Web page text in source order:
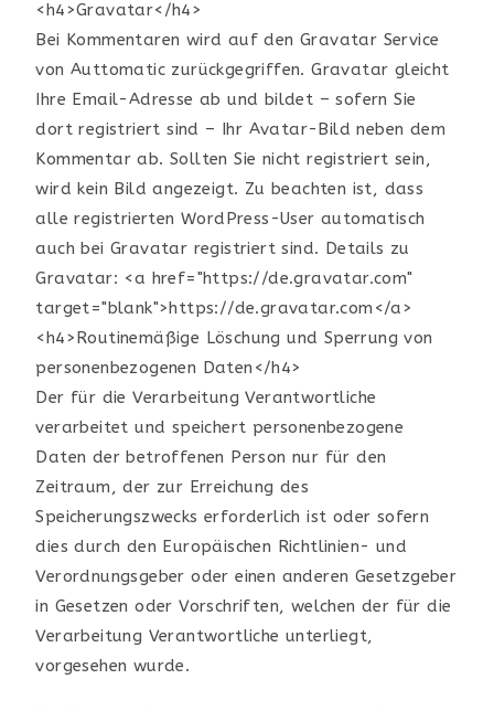
<h4>Gravatar</h4>
Bei Kommentaren wird auf den Gravatar Service
von Auttomatic zurückgegriffen. Gravatar gleicht
Ihre Email-Adresse ab und bildet – sofern Sie
dort registriert sind – Ihr Avatar-Bild neben dem
Kommentar ab. Sollten Sie nicht registriert sein,
wird kein Bild angezeigt. Zu beachten ist, dass
alle registrierten WordPress-User automatisch
auch bei Gravatar registriert sind. Details zu
Gravatar: <a href="https://de.gravatar.com"
target="blank">https://de.gravatar.com</a>
<h4>Routinemäßige Löschung und Sperrung von
personenbezogenen Daten</h4>
Der für die Verarbeitung Verantwortliche
verarbeitet und speichert personenbezogene
Daten der betroffenen Person nur für den
Zeitraum, der zur Erreichung des
Speicherungszwecks erforderlich ist oder sofern
dies durch den Europäischen Richtlinien- und
Verordnungsgeber oder einen anderen Gesetzgeber
in Gesetzen oder Vorschriften, welchen der für die
Verarbeitung Verantwortliche unterliegt,
vorgesehen wurde.